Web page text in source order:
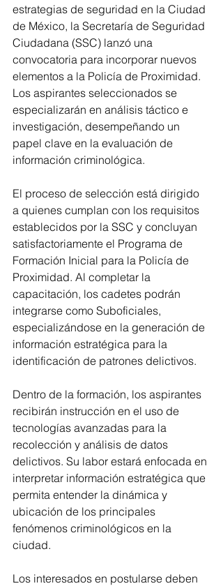
estrategias de seguridad en la Ciudad
de México, la Secretaría de Seguridad
Ciudadana (SSC) lanzó una
convocatoria para incorporar nuevos
elementos a la Policía de Proximidad.
Los aspirantes seleccionados se
especializarán en análisis táctico e
investigación, desempeñando un
papel clave en la evaluación de
información criminológica.
El proceso de selección está dirigido
a quienes cumplan con los requisitos
establecidos por la SSC y concluyan
satisfactoriamente el Programa de
Formación Inicial para la Policía de
Proximidad. Al completar la
capacitación, los cadetes podrán
integrarse como Suboficiales,
especializándose en la generación de
información estratégica para la
identificación de patrones delictivos.
Dentro de la formación, los aspirantes
recibirán instrucción en el uso de
tecnologías avanzadas para la
recolección y análisis de datos
delictivos. Su labor estará enfocada en
interpretar información estratégica que
permita entender la dinámica y
ubicación de los principales
fenómenos criminológicos en la
ciudad.
Los interesados en postularse deben